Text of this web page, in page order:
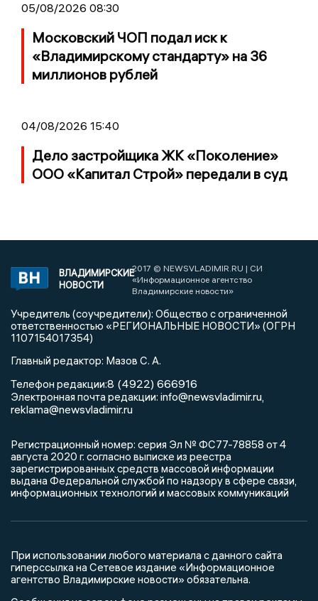
05/08/2026 08:30
Московский ЧОП подал иск к
«Владимирскому стандарту» на 36
миллионов рублей
04/08/2026 15:40
Дело застройщика ЖК «Поколение»
ООО «Капитал Строй» передали в суд
ВЛАДИМИРСКИЕ
НОВОСТИ
2017 © NEWSVLADIMIR.RU | СИ
«Информационное агентство
Владимирские новости»
Учредитель (соучредители): Общество с ограниченной
ответственностью «РЕГИОНАЛЬНЫЕ НОВОСТИ» (ОГРН
1107154017354)
Главный редактор: Мазов С. А.
Телефон редакции:8 (4922) 666916
Электронная почта редакции: info@newsvladimir.ru,
reklama@newsvladimir.ru
Регистрационный номер: серия Эл № ФС77-78858 от 4
августа 2020 г. согласно выписке из реестра
зарегистрированных средств массовой информации
выдана Федеральной службой по надзору в сфере связи,
информационных технологий и массовых коммуникаций
При использовании любого материала с данного сайта
гиперссылка на Сетевое издание «Информационное
агентство Владимирские новости» обязательна.